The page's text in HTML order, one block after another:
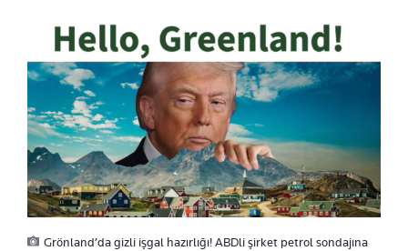
Grönland’da gizli işgal hazırlığı! ABDli şirket petrol sondajına